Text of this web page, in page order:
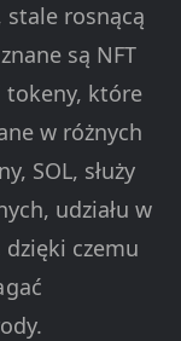
rosnącą
są NFT
tokeny, które
w różnych
SOL, służy
udziału w
czemu